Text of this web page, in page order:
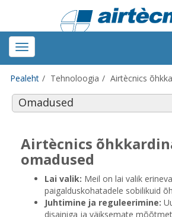
Toggle
navigation
Pealeht Tehnoloogia Airtècnics
Omadused
Airtècnics
omadused
Lai valik: Meil on lai valik
paigalduskohatadele sobilikuid
Juhtimine ja reguleerimine:
disainiga ja väiksemate